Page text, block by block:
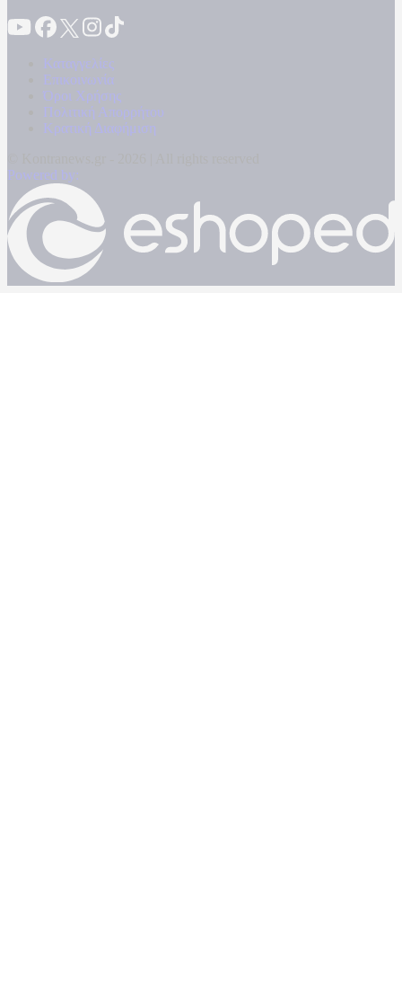
Καταγγελίες
Επικοινωνία
Όροι Χρήσης
Πολιτική Απορρήτου
Κρατική Διαφήμιση
Powered by: